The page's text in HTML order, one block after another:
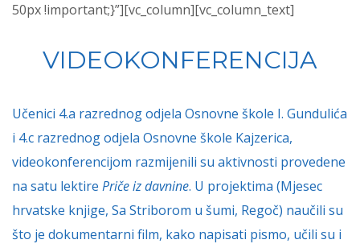
50px !important;}”][vc_column][vc_column_text]
VIDEOKONFERENCIJA
Učenici 4.a razrednog odjela Osnovne škole I. Gundulića
i 4.c razrednog odjela Osnovne škole Kajzerica,
videokonferencijom razmijenili su aktivnosti provedene
na satu lektire Priče iz davnine. U projektima (Mjesec
hrvatske knjige, Sa Striborom u šumi, Regoč) naučili su
što je dokumentarni film, kako napisati pismo, učili su i